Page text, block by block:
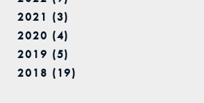
2021 (3)
2020 (4)
2019 (5)
2018 (19)